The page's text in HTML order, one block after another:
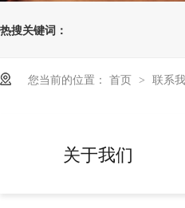
热搜关键词：
您当前的位置： 首页 > 联系
关于我们